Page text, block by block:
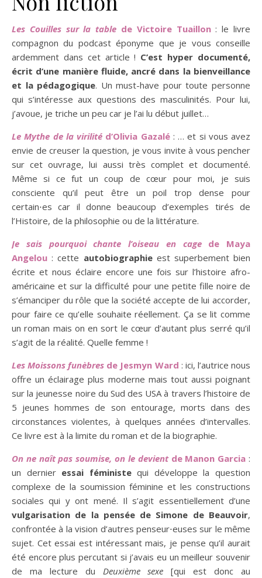
Les Couilles sur la table de Victoire Tuaillon: le livre
compagnon du podcast éponyme que je vous conseille
ardemment dans cet article ! C’est hyper documenté,
écrit d’une manière fluide, ancré dans la bienveillance
et la pédagogique. Un must-have pour toute personne
qui s’intéresse aux questions des masculinités. Pour lui,
j’avoue, je triche un peu car je l’ai lu début juillet…
Le Mythe de la virilité d’Olivia Gazalé: … et si vous avez
envie de creuser la question, je vous invite à vous pencher
sur cet ouvrage, lui aussi très complet et documenté.
Même si ce fut un coup de cœur pour moi, je suis
consciente qu’il peut être un poil trop dense pour
certain⋅es car il donne beaucoup d’exemples tirés de
l’Histoire, de la philosophie ou de la littérature.
Je sais pourquoi chante l’oiseau en cagede Maya
Angelou : cette autobiographieest superbement bien
écrite et nous éclaire encore une fois sur l’histoire afro-
américaine et sur la difficulté pour une petite fille noire de
s’émanciper du rôle que la société accepte de lui accorder,
pour faire ce qu’elle souhaite réellement. Ça se lit comme
un roman mais on en sort le cœur d’autant plus serré qu’il
s’agit de la réalité. Quelle femme !
Les Moissons funèbres de Jesmyn Ward : ici, l’autrice nous
offre un éclairage plus moderne mais tout aussi poignant
sur la jeunesse noire du Sud des USA à travers l’histoire de
5 jeunes hommes de son entourage, morts dans des
circonstances violentes, à quelques années d’intervalles.
Ce livre est à la limite du roman et de la biographie.
On ne naît pas soumise, on le devientde Manon Garcia :
un dernier essai féministequi développe la question
complexe de la soumission féminine et les constructions
sociales qui y ont mené. Il s’agit essentiellement d’une
vulgarisation de la pensée de Simone de Beauvoir,
confrontée à la vision d’autres penseur⋅euses sur le même
sujet. Cet essai est intéressant mais, je pense qu’il aurait
été encore plus percutant si j’avais eu un meilleur souvenir
de ma lecture du Deuxième sexe [qui est donc au